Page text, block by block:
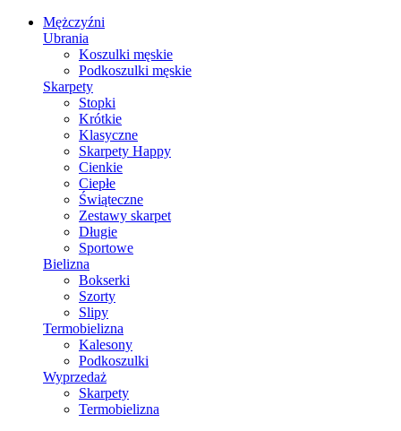
Mężczyźni
Ubrania
Koszulki męskie
Podkoszulki męskie
Skarpety
Stopki
Krótkie
Klasyczne
Skarpety Happy
Cienkie
Ciepłe
Świąteczne
Zestawy skarpet
Długie
Sportowe
Bielizna
Bokserki
Szorty
Slipy
Termobielizna
Kalesony
Podkoszulki
Wyprzedaż
Skarpety
Termobielizna